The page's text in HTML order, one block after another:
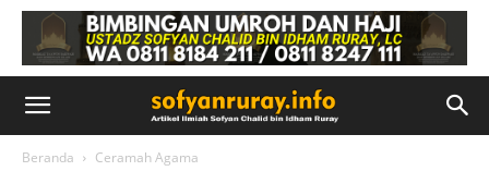
Beranda Ceramah Agama